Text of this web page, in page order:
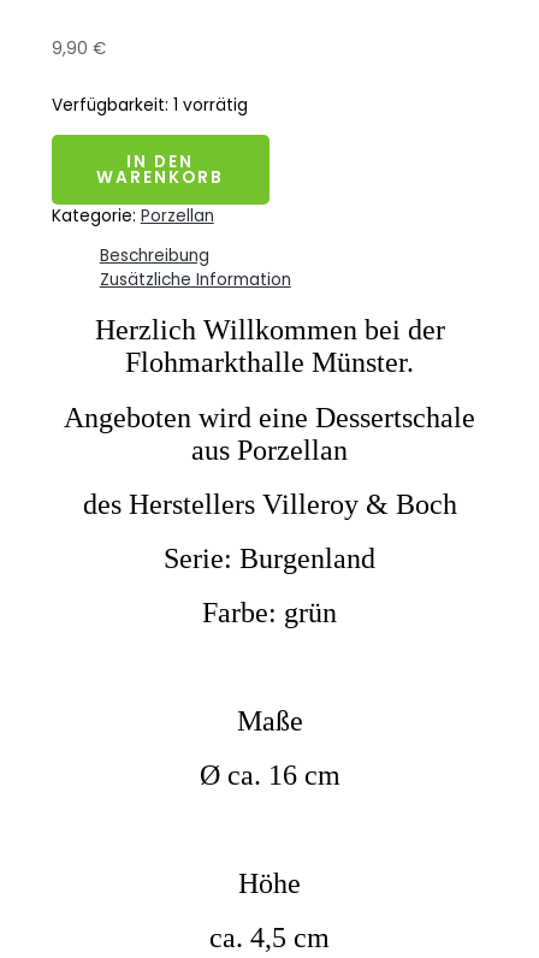
9,90 €
Verfügbarkeit: 1 vorrätig
IN DEN
WARENKORB
Kategorie: Porzellan
Beschreibung
Zusätzliche Information
Herzlich Willkommen bei der
Flohmarkthalle Münster.
Angeboten wird eine Dessertschale
aus Porzellan
des Herstellers Villeroy & Boch
Serie: Burgenland
Farbe: grün
Maße
Ø ca. 16 cm
Höhe
ca. 4,5 cm